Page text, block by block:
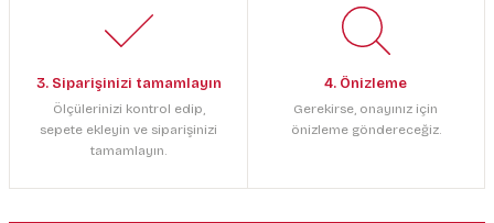
3. Siparişinizi tamamlayın
Ölçülerinizi kontrol edip,
sepete ekleyin ve siparişinizi
tamamlayın.
4. Önizleme
Gerekirse, onayınız için
önizleme göndereceğiz.